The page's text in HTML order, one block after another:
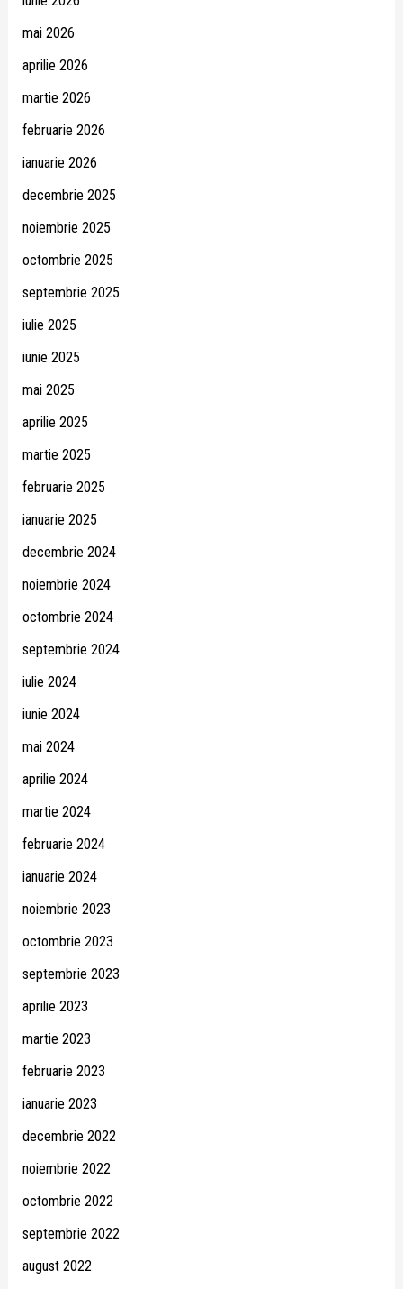
mai 2026
aprilie 2026
martie 2026
februarie 2026
ianuarie 2026
decembrie 2025
noiembrie 2025
octombrie 2025
septembrie 2025
iulie 2025
iunie 2025
mai 2025
aprilie 2025
martie 2025
februarie 2025
ianuarie 2025
decembrie 2024
noiembrie 2024
octombrie 2024
septembrie 2024
iulie 2024
iunie 2024
mai 2024
aprilie 2024
martie 2024
februarie 2024
ianuarie 2024
noiembrie 2023
octombrie 2023
septembrie 2023
aprilie 2023
martie 2023
februarie 2023
ianuarie 2023
decembrie 2022
noiembrie 2022
octombrie 2022
septembrie 2022
august 2022